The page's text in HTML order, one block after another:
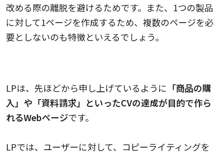
改める際の離脱を避けるためです。また、1つの製品
に対して1ページを作成するため、複数のページを必
要としないのも特徴といえるでしょう。
LPは、先ほどから申し上げているように 「商品の購
入」や「資料請求」といったCVの達成が目的で作ら
れるWebページです。
LPでは、ユーザーに対して、コピーライティングを